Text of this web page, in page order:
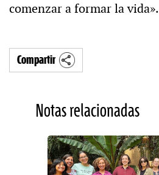
comenzar a formar la vida».
Compartir
Notas relacionadas